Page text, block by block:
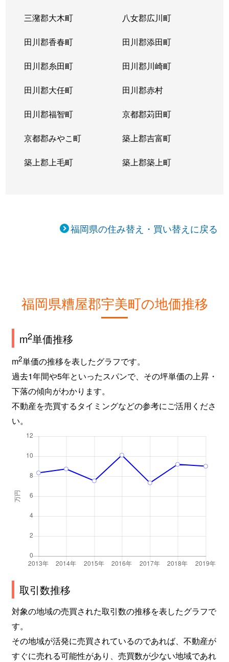
三潴郡大木町 八女郡広川町
田川郡香春町 田川郡添田町
田川郡糸田町 田川郡川崎町
田川郡大任町 田川郡赤村
田川郡福智町 京都郡苅田町
京都郡みやこ町 築上郡吉富町
築上郡上毛町 築上郡築上町
福岡県の住み替え・買い替えに戻る
福岡県糟屋郡宇美町の地価推移
m2単価推移
m2単価の推移を表したグラフです。
過去1年間や5年といったスパンで、その坪単価の上昇・
下落の傾向がわかります。
不動産を売買するタイミングなどの参考にご活用くださ
い。
取引数推移
対象の地域の売買された取引数の推移を表したグラフで
す。
その地域が活発に売買されているのであれば、不動産が
すぐに売れる可能性があり、売買数が少ない地域であれ